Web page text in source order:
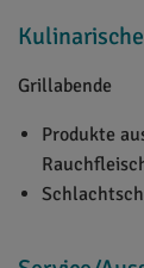
Grillabende
Produkte